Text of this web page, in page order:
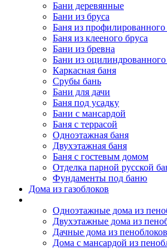
Бани деревянные
Бани из бруса
Баня из профилированного
Баня из клееного бруса
Бани из бревна
Бани из оцилиндрованного
Каркасная баня
Срубы бань
Бани для дачи
Баня под усадку
Бани с мансардой
Баня с террасой
Одноэтажная баня
Двухэтажная баня
Баня с гостевым домом
Отделка парной русской
Фундаменты под баню
Дома из газоблоков
Одноэтажные дома из
Двухэтажные дома из
Дачные дома из пеноблоков
Дома с мансардой из